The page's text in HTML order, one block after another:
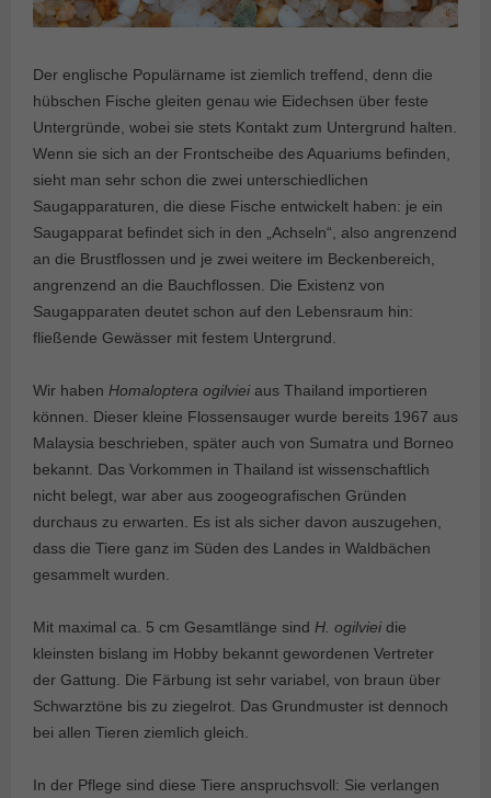
Der englische Populärname ist ziemlich treffend, denn die
hübschen Fische gleiten genau wie Eidechsen über feste
Untergründe, wobei sie stets Kontakt zum Untergrund halten.
Wenn sie sich an der Frontscheibe des Aquariums befinden,
sieht man sehr schon die zwei unterschiedlichen
Saugapparaturen, die diese Fische entwickelt haben: je ein
Saugapparat befindet sich in den „Achseln“, also angrenzend
an die Brustflossen und je zwei weitere im Beckenbereich,
angrenzend an die Bauchflossen. Die Existenz von
Saugapparaten deutet schon auf den Lebensraum hin:
fließende Gewässer mit festem Untergrund.
Wir haben Homaloptera ogilvieiaus Thailand importieren
können. Dieser kleine Flossensauger wurde bereits 1967 aus
Malaysia beschrieben, später auch von Sumatra und Borneo
bekannt. Das Vorkommen in Thailand ist wissenschaftlich
nicht belegt, war aber aus zoogeografischen Gründen
durchaus zu erwarten. Es ist als sicher davon auszugehen,
dass die Tiere ganz im Süden des Landes in Waldbächen
gesammelt wurden.
Mit maximal ca. 5 cm Gesamtlänge sind H. ogilvieidie
kleinsten bislang im Hobby bekannt gewordenen Vertreter
der Gattung. Die Färbung ist sehr variabel, von braun über
Schwarztöne bis zu ziegelrot. Das Grundmuster ist dennoch
bei allen Tieren ziemlich gleich.
In der Pflege sind diese Tiere anspruchsvoll: Sie verlangen